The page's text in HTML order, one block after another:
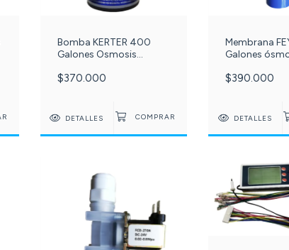
Bomba KERTER 400
Galones Osmosis
$370.000
DETALLES
Membrana
Galones
$390.000
DETALLES